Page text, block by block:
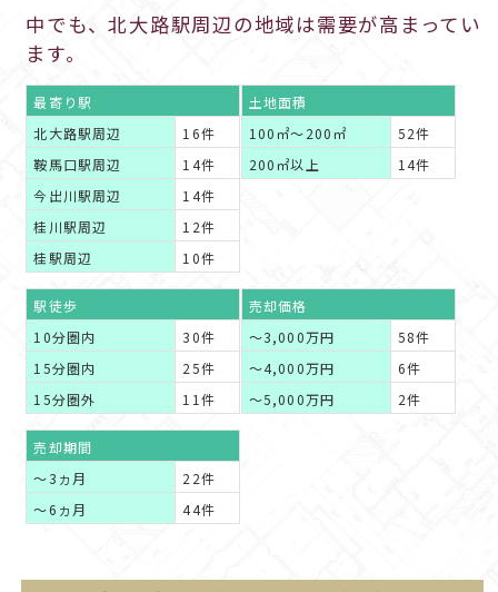
中でも、北大路駅周辺の地域は需要が高まってい
ます。
最寄り駅
北大路駅周辺
16件
鞍馬口駅周辺
14件
今出川駅周辺
14件
桂川駅周辺
12件
桂駅周辺
10件
土地面積
100㎡～200㎡
52件
200㎡以上
14件
駅徒歩
10分圏内
30件
15分圏内
25件
15分圏外
11件
売却価格
～3,000万円
58件
～4,000万円
6件
～5,000万円
2件
売却期間
～3ヵ月
22件
～6ヵ月
44件